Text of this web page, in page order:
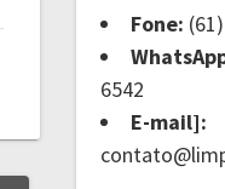
Fone:
6542
E-mail]: